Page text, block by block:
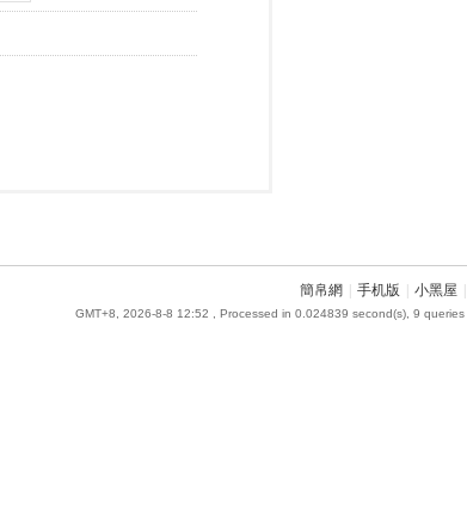
簡帛網 手机版 小黑屋
GMT+8, 2026-8-8 12:52 , Processed in 0.024839 second(s), 9 queries .